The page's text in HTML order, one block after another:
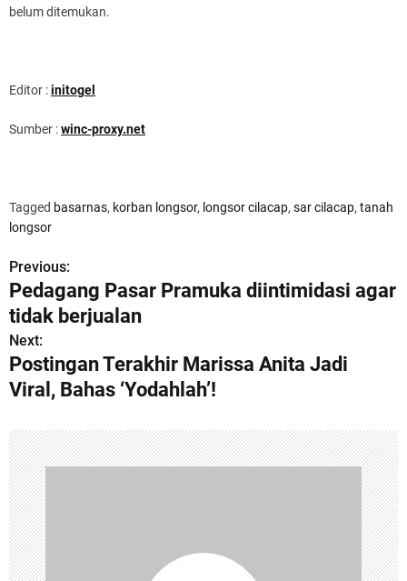
belum ditemukan.
Editor :initogel
Sumber :winc-proxy.net
Tagged basarnas, korban longsor, longsor cilacap, sar cilacap, tanah
longsor
P
o
s
t
a
v
i
g
Previous:
Pedagang Pasar Pramuka diintimidasi agar
tidak berjualan
Next:
Postingan Terakhir Marissa Anita Jadi
Viral, Bahas ‘Yodahlah’!